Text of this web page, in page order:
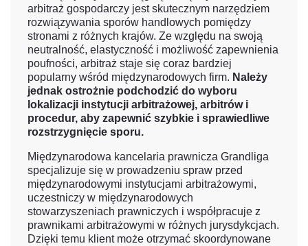
arbitraż gospodarczy jest skutecznym narzędziem
rozwiązywania sporów handlowych pomiędzy
stronami z różnych krajów. Ze względu na swoją
neutralność, elastyczność i możliwość zapewnienia
poufności, arbitraż staje się coraz bardziej
popularny wśród międzynarodowych firm. Należy
jednak ostrożnie podchodzić do wyboru
lokalizacji instytucji arbitrażowej, arbitrów i
procedur, aby zapewnić szybkie i sprawiedliwe
rozstrzygnięcie sporu.
Międzynarodowa kancelaria prawnicza Grandliga
specjalizuje się w prowadzeniu spraw przed
międzynarodowymi instytucjami arbitrażowymi,
uczestniczy w międzynarodowych
stowarzyszeniach prawniczych i współpracuje z
prawnikami arbitrażowymi w różnych jurysdykcjach.
Dzięki temu klient może otrzymać skoordynowane